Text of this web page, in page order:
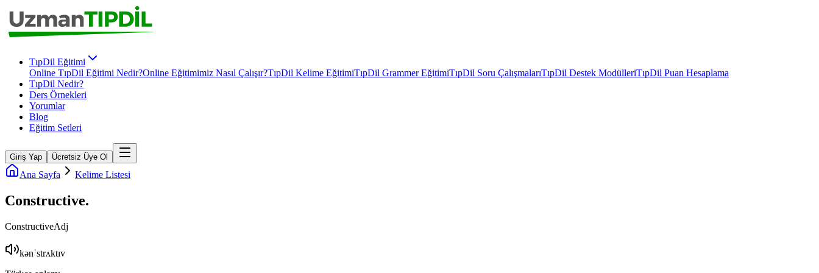
TıpDil Eğitimi
Online TıpDil Eğitimi Nedir?Online Eğitimimiz Nasıl Çalışır?TıpDil Kelime EğitimiTıpDil Grammer EğitimiTıpDil Soru ÇalışmalarıTıpDil Destek ModülleriTıpDil Puan Hesaplama
TıpDil Nedir?
Ders Örnekleri
Yorumlar
Blog
Eğitim Setleri
Giriş Yap Ücretsiz Üye Ol
Ana Sayfa Kelime Listesi
Constructive.
ConstructiveAdj
kənˈstrʌktɪv